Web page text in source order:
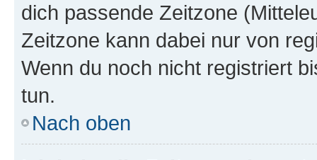
dich passende Zeitzone
Zeitzone kann dabei nur von
Wenn du noch nicht registriert
tun.
Nach oben